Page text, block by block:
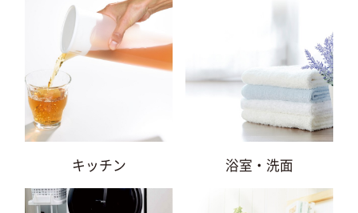
キッチン 浴室・洗面